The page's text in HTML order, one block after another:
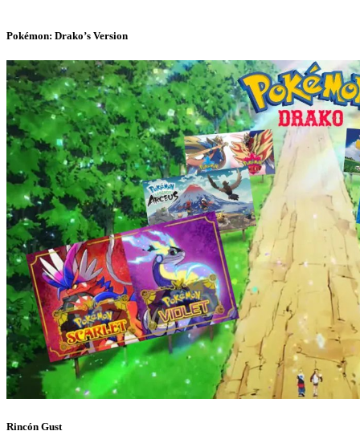
Pokémon: Drako’s Version
Rincón Gust